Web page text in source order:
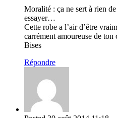
Moralité : ça ne sert à rien
essayer…
Cette robe a l’air d’être
carrément amoureuse de ton
Bises
Répondre